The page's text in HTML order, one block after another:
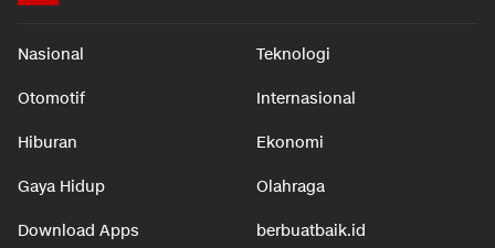
Otomotif Internasional